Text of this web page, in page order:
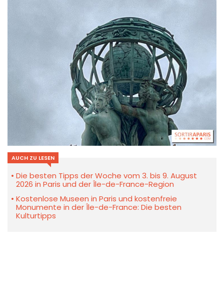
AUCH ZU LESEN
Die besten Tipps der Woche vom 3. bis 9. August
2026 in Paris und der Île-de-France-Region
Kostenlose Museen in Paris und kostenfreie
Monumente in der Île-de-France: Die besten
Kulturtipps